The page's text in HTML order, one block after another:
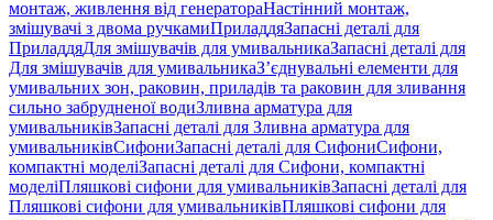
монтаж, живлення від генератораНастінний монтаж,
змішувачі з двома ручкамиПриладдяЗапасні деталі для
ПриладдяДля змішувачів для умивальникаЗапасні деталі для
Для змішувачів для умивальникаЗ’єднувальні елементи для
умивальних зон, раковин, приладів та раковин для зливання
сильно забрудненої водиЗливна арматура для
умивальниківЗапасні деталі для Зливна арматура для
умивальниківСифониЗапасні деталі для СифониСифони,
компактні моделіЗапасні деталі для Сифони, компактні
моделіПляшкові сифони для умивальниківЗапасні деталі для
Пляшкові сифони для умивальниківПляшкові сифони для